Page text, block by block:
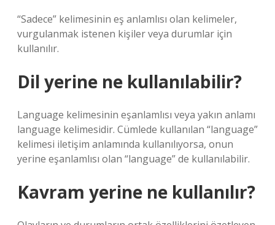
“Sadece” kelimesinin eş anlamlısı olan kelimeler,
vurgulanmak istenen kişiler veya durumlar için
kullanılır.
Dil yerine ne kullanılabilir?
Language kelimesinin eşanlamlısı veya yakın anlamı
language kelimesidir. Cümlede kullanılan “language”
kelimesi iletişim anlamında kullanılıyorsa, onun
yerine eşanlamlısı olan “language” de kullanılabilir.
Kavram yerine ne kullanılır?